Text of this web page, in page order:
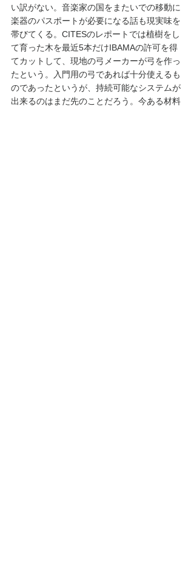
い訳がない。音楽家の国をまたいでの移動に
楽器のパスポートが必要になる話も現実味を
帯びてくる。CITESのレポートでは植樹をし
て育った木を最近5本だけIBAMAの許可を得
てカットして、現地の弓メーカーが弓を作っ
たという。入門用の弓であれば十分使えるも
のであったというが、持続可能なシステムが
出来るのはまだ先のことだろう。今ある材料